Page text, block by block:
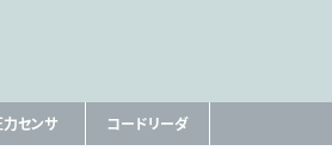
力センサ コードリーダ